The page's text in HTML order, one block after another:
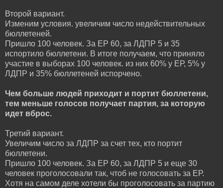
Второй вариант.
Изменим условия. увеличим число недействительных
бюллетеней.
Пришло 100 человек. За ЕР 60, за ЛДПР 5 и 35
испортило бюллетени. В итоге получаем, что приняло
участие в выборах 100 человек. из них 60% у ЕР, 5% у
ЛДПР и 35% бюллетеней испорчено.
Чем больше людей приходит и портит бюллетени,
тем меньше голосов получает партия, за которую
идет вброс.
Третий вариант.
Увеличим число за ЛДПР за счет тех, кто портит
бюллетени.
Пришло 100 человек. За ЕР 60, за ЛДПР 5 и еще 30
человек проголосовали так, чтоб не голосовать за ЕР.
Хотя на самом деле хотели бы проголосовать за партию